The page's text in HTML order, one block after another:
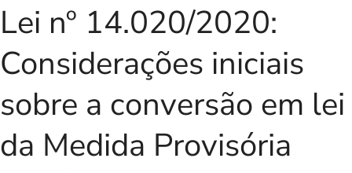
Lei nº 14.020/2020:
Considerações iniciais
sobre a conversão em lei
da Medida Provisória